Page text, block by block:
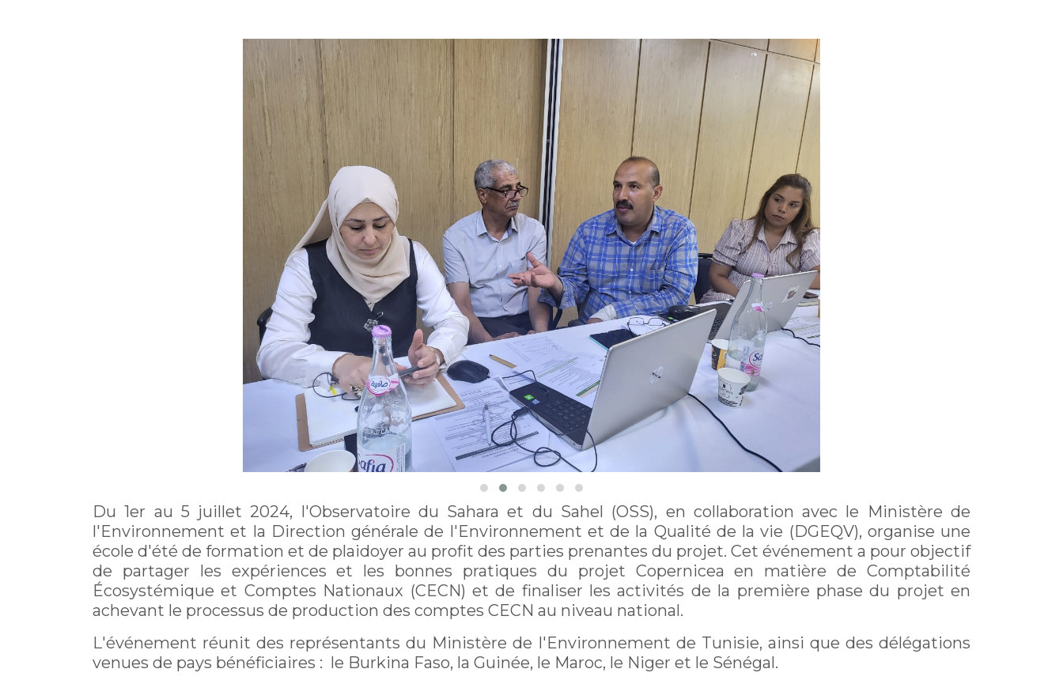
Du 1er au 5 juillet 2024, l'Observatoire du Sahara et du Sahel (OSS), en collaboration avec le Ministère de
l'Environnement et la Direction générale de l'Environnement et de la Qualité de la vie (DGEQV), organise une
école d'été de formation et de plaidoyer au profit des parties prenantes du projet. Cet événement a pour objectif
de partager les expériences et les bonnes pratiques du projet Copernicea en matière de Comptabilité
Écosystémique et Comptes Nationaux (CECN) et de finaliser les activités de la première phase du projet en
achevant le processus de production des comptes CECN au niveau national.
L'événement réunit des représentants du Ministère de l'Environnement de Tunisie, ainsi que des délégations
venues de pays bénéficiaires : le Burkina Faso, la Guinée, le Maroc, le Niger et le Sénégal.